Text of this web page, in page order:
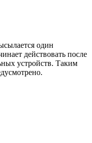
один
действовать после
устройств. Таким